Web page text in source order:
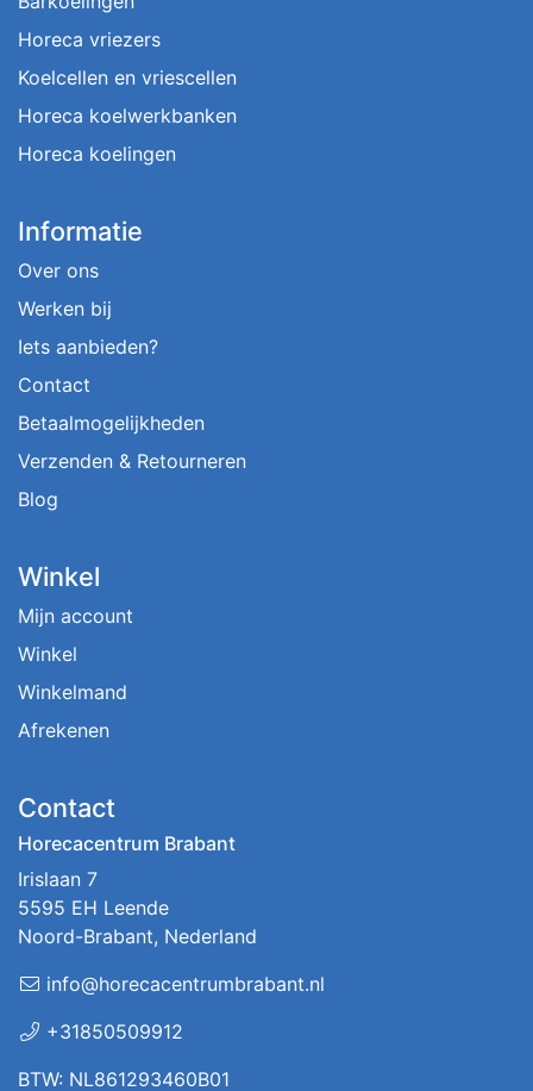
Horeca vriezers
Koelcellen en vriescellen
Horeca koelwerkbanken
Horeca koelingen
Informatie
Over ons
Werken bij
Iets aanbieden?
Contact
Betaalmogelijkheden
Verzenden & Retourneren
Blog
Winkel
Mijn account
Winkel
Winkelmand
Afrekenen
Contact
Horecacentrum Brabant
Irislaan 7
5595 EH Leende
Noord-Brabant, Nederland
info@horecacentrumbrabant.nl
+31850509912
BTW: NL861293460B01